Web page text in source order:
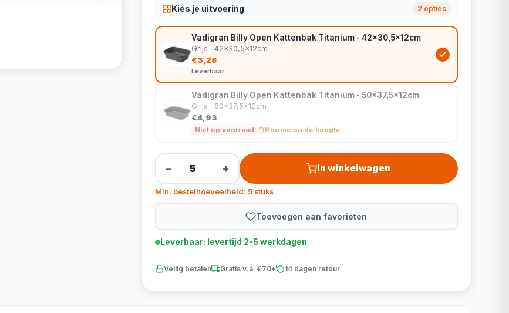
Kies je uitvoering 2 opties
Vadigran Billy Open Kattenbak Titanium - 42x30,5x12cm
Grijs · 42x30,5x12cm
€3,28
Leverbaar
Vadigran Billy Open Kattenbak Titanium - 50x37,5x12cm
Grijs · 50x37,5x12cm
€4,93
Niet op voorraad Hou me op de hoogte
− + In winkelwagen
Min. bestelhoeveelheid: 5 stuks
Toevoegen aan favorieten
Leverbaar: levertijd 2-5 werkdagen
Veilig betalen Gratis v.a. €70* 14 dagen retour